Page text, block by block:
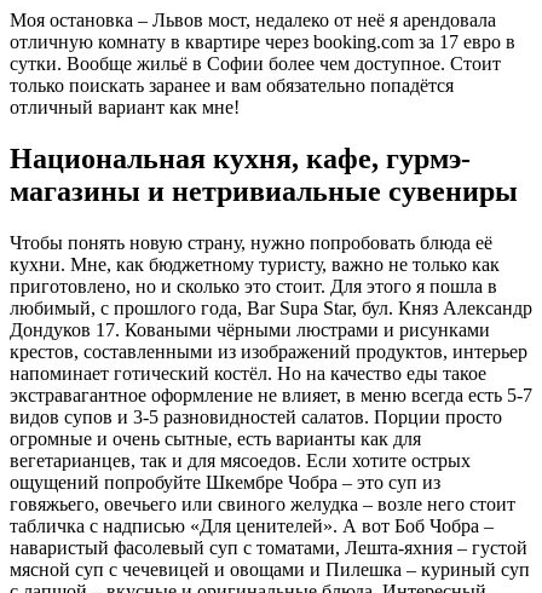
Моя остановка – Львов мост, недалеко от неё я арендовала
отличную комнату в квартире через booking.com за 17 евро в
сутки. Вообще жильё в Софии более чем доступное. Стоит
только поискать заранее и вам обязательно попадётся
отличный вариант как мне!
Национальная кухня, кафе, гурмэ-
магазины и нетривиальные сувениры
Чтобы понять новую страну, нужно попробовать блюда её
кухни. Мне, как бюджетному туристу, важно не только как
приготовлено, но и сколько это стоит. Для этого я пошла в
любимый, с прошлого года, Bar Supa Star, бул. Княз Александр
Дондуков 17. Коваными чёрными люстрами и рисунками
крестов, составленными из изображений продуктов, интерьер
напоминает готический костёл. Но на качество еды такое
экстравагантное оформление не влияет, в меню всегда есть 5-7
видов супов и 3-5 разновидностей салатов. Порции просто
огромные и очень сытные, есть варианты как для
вегетарианцев, так и для мясоедов. Если хотите острых
ощущений попробуйте Шкембре Чобра – это суп из
говяжьего, овечьего или свиного желудка – возле него стоит
табличка с надписью «Для ценителей». А вот Боб Чобра –
наваристый фасолевый суп с томатами, Лешта-яхния – густой
мясной суп с чечевицей и овощами и Пилешка – куриный суп